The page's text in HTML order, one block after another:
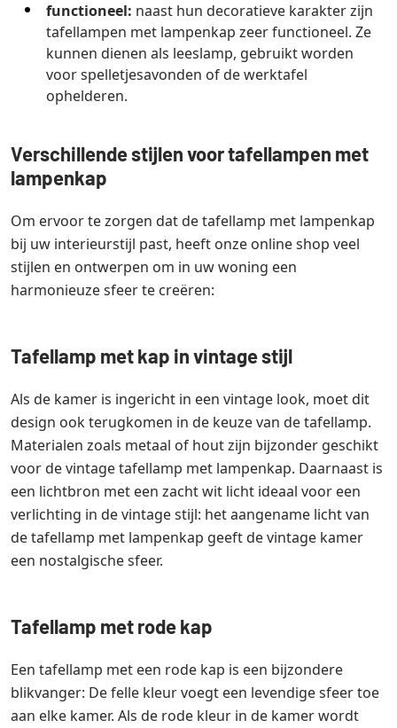
functioneel: naast hun decoratieve karakter zijn
tafellampen met lampenkap zeer functioneel. Ze
kunnen dienen als leeslamp, gebruikt worden
voor spelletjesavonden of de werktafel
ophelderen.
Verschillende stijlen voor tafellampen met
lampenkap
Om ervoor te zorgen dat de tafellamp met lampenkap
bij uw interieurstijl past, heeft onze online shop veel
stijlen en ontwerpen om in uw woning een
harmonieuze sfeer te creëren:
Tafellamp met kap in vintage stijl
Als de kamer is ingericht in een vintage look, moet dit
design ook terugkomen in de keuze van de tafellamp.
Materialen zoals metaal of hout zijn bijzonder geschikt
voor de vintage tafellamp met lampenkap. Daarnaast is
een lichtbron met een zacht wit licht ideaal voor een
verlichting in de vintage stijl: het aangename licht van
de tafellamp met lampenkap geeft de vintage kamer
een nostalgische sfeer.
Tafellamp met rode kap
Een tafellamp met een rode kap is een bijzondere
blikvanger: De felle kleur voegt een levendige sfeer toe
aan elke kamer. Als de rode kleur in de kamer wordt